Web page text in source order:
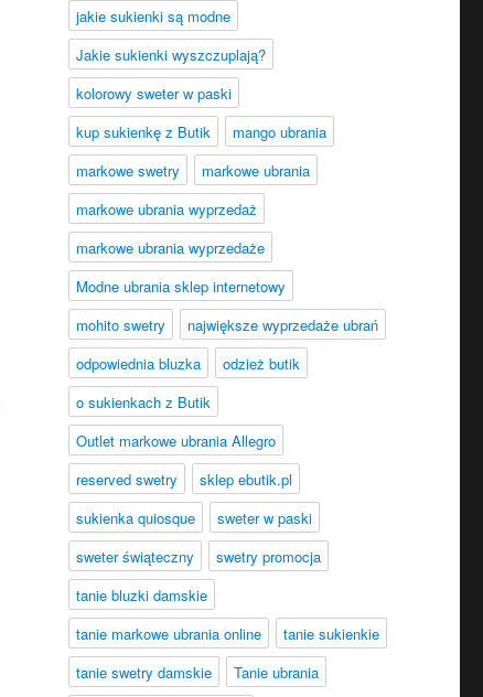
jakie sukienki są modne
Jakie sukienki wyszczuplają?
kolorowy sweter w paski
kup sukienkę z Butik
mango ubrania
markowe swetry
markowe ubrania
markowe ubrania wyprzedaż
markowe ubrania wyprzedaże
Modne ubrania sklep internetowy
mohito swetry
największe wyprzedaże ubrań
odpowiednia bluzka
odzież butik
o sukienkach z Butik
Outlet markowe ubrania Allegro
reserved swetry
sklep ebutik.pl
sukienka quiosque
sweter w paski
sweter świąteczny
swetry promocja
tanie bluzki damskie
tanie markowe ubrania online
tanie sukienkie
tanie swetry damskie
Tanie ubrania